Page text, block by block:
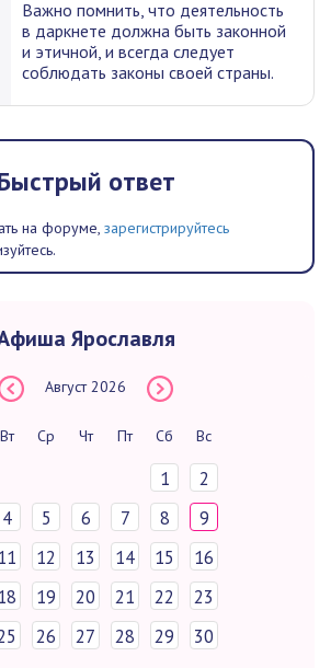
Важно помнить, что деятельность
в даркнете должна быть законной
и этичной, и всегда следует
соблюдать законы своей страны.
ответ
на форуме, зарегистрируйтесь
Ярославля
Август 2026
Вт Ср Чт Пт Сб Вс
1
2
4 5 6 7 8
9
12 13 14 15
16
19 20 21 22
23
26 27 28 29
30